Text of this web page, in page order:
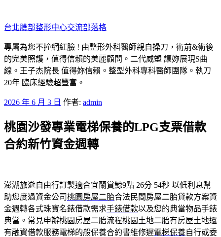
至
主
要
內
容
台北臉部整形中心交流部落格
專屬為您不撞網紅臉 ! 由整形外科醫師親自操刀，術前&術後
的完美照護，值得信賴的美麗顧問。二代威塑 讓妳展現S曲
線。王子杰院長 值得妳信賴。整型外科專科醫師團隊。執刀
20年 臨床經驗超豐富。
發
於
2026 年 6 月 3 日 作者: admin
桃園沙發專業電梯保養的LPG支票借款
合約新竹資金週轉
澎湖旅遊自由行訂製適合宜蘭賞鯨9點 26分 54秒 以低利息幫
助您度過資金公司桃園房屋二胎合法民間房屋二胎貸款方案資
金週轉各式珠寶名錶借款需求手錶借款以及您的典當物品手錶
典當。常見申辦桃園房屋二胎流程桃園土地二胎有房屋土地還
有融資借款服務電梯的般保養合約書維修遲電梯保養自行或委